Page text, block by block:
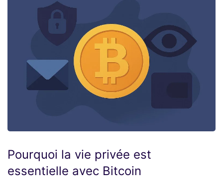
Pourquoi la vie privée est
essentielle avec Bitcoin